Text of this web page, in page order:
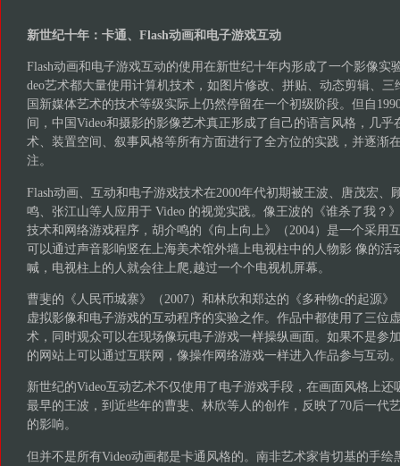
新世纪十年：卡通、Flash动画和电子游戏互动
Flash动画和电子游戏互动的使用在新世纪十年内形成了一个影像实
deo艺术都大量使用计算机技术，如图片修改、拼贴、动态剪辑、
国新媒体艺术的技术等级实际上仍然停留在一个初级阶段。但自
间，中国Video和摄影的影像艺术真正形成了自己的语言风格，几乎
术、装置空间、叙事风格等所有方面进行了全方位的实践，并逐渐
注。
Flash动画、互动和电子游戏技术在2000年代初期被王波、唐茂宏、
鸣、张江山等人应用于 Video 的视觉实践。像王波的《谁杀了我？
技术和网络游戏程序，胡介鸣的《向上向上》（2004）是一个采用
可以通过声音影响竖在上海美术馆外墙上电视柱中的人物影 像的活
喊，电视柱上的人就会往上爬,越过一个个电视机屏幕。
曹斐的《人民币城寨》（2007）和林欣和郑达的《多种物c的起源》
虚拟影像和电子游戏的互动程序的实验之作。作品中都使用了三位
术，同时观众可以在现场像玩电子游戏一样操纵画面。如果不是参
的网站上可以通过互联网，像操作网络游戏一样进入作品参与互动
新世纪的Video互动艺术不仅使用了电子游戏手段，在画面风格上还
最早的王波，到近些年的曹斐、林欣等人的创作，反映了70后一代
的影响。
但并不是所有Video动画都是卡通风格的。南非艺术家肯切基的手绘